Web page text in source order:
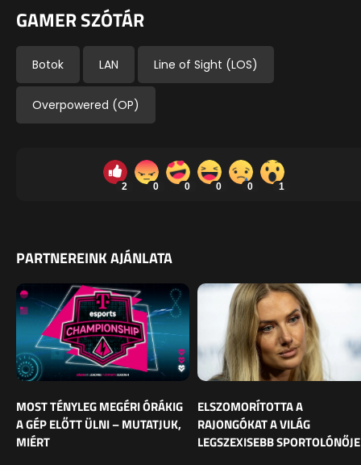
GAMER SZÓTÁR
Botok LAN Line of Sight (LOS)
Overpowered (OP)
2 0 0 0 0 1
PARTNEREINK AJÁNLATA
MOST TÉNYLEG MEGÉRI ÓRÁKIG
A GÉP ELŐTT ÜLNI – MUTATJUK,
MIÉRT
ELSZOMORÍTOTTA A
RAJONGÓKAT A VILÁG
LEGSZEXISEBB SPORTOLÓNŐJE